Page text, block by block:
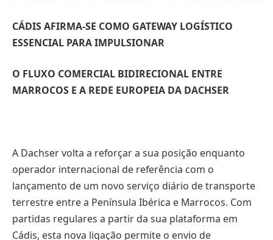
CÁDIS AFIRMA-SE COMO GATEWAY LOGÍSTICO
ESSENCIAL PARA IMPULSIONAR
O FLUXO COMERCIAL BIDIRECIONAL ENTRE
MARROCOS E A REDE EUROPEIA DA DACHSER
A Dachser volta a reforçar a sua posição enquanto
operador internacional de referência com o
lançamento de um novo serviço diário de transporte
terrestre entre a Península Ibérica e Marrocos. Com
partidas regulares a partir da sua plataforma em
Cádis, esta nova ligação permite o envio de